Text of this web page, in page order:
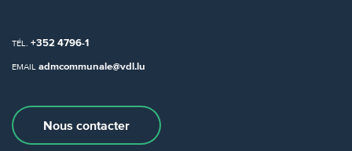
TÉL. +352 4796-1
EMAIL admcommunale@vdl.lu
Nous contacter